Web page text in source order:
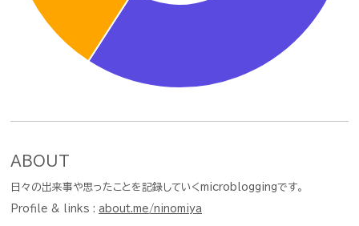
ABOUT
日々の出来事や思ったことを記録していくmicrobloggingです。
Profile & links : about.me/ninomiya